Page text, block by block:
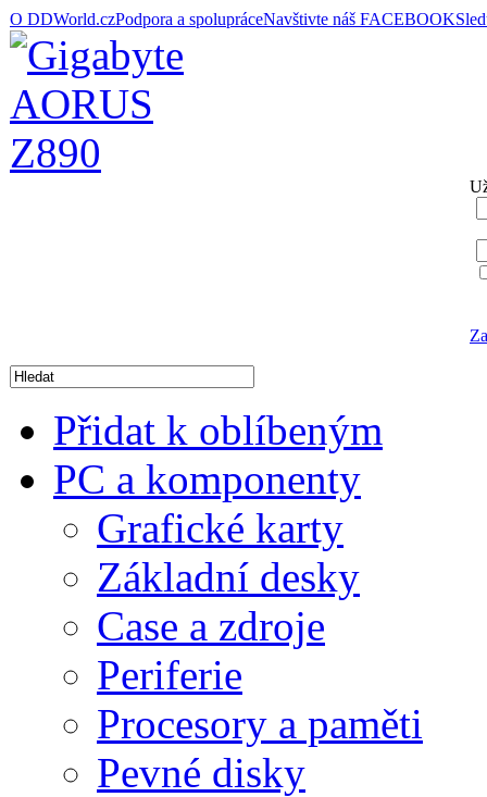
O DDWorld.czPodpora a spolupráceNavštivte náš FACEBOOK
Přidat k oblíbeným
PC a komponenty
Grafické karty
Základní desky
Case a zdroje
Periferie
Procesory a paměti
Pevné disky